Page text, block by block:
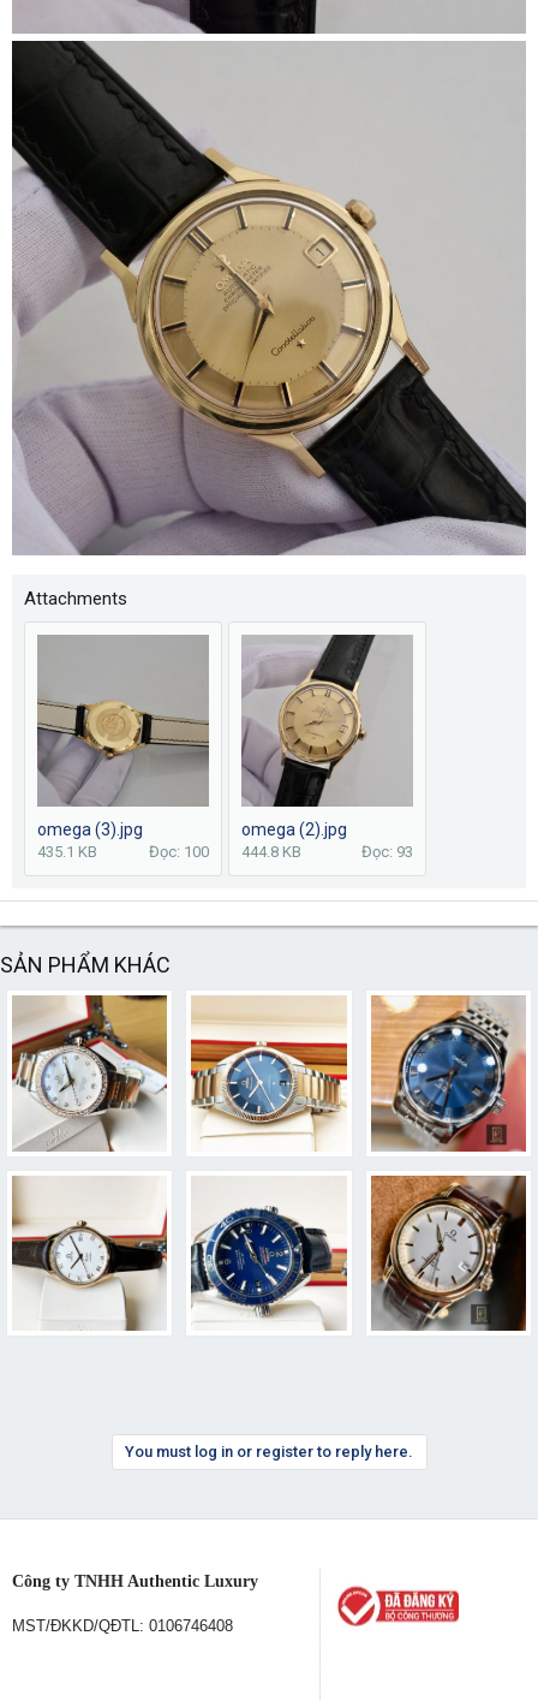
Attachments
omega (3).jpg
435.1 KB Đọc: 100
omega (2).jpg
444.8 KB Đọc: 93
SẢN PHẨM KHÁC
You must log in or register to reply here.
Công ty TNHH Authentic Luxury
MST/ĐKKD/QĐTL: 0106746408